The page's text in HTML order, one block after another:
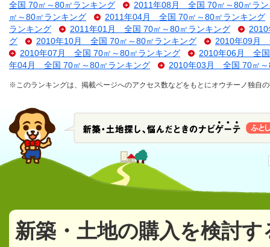
全国 70㎡～80㎡ランキング
2011年08月 全国 70㎡～80㎡ラン
㎡～80㎡ランキング
2011年04月 全国 70㎡～80㎡ランキング
ランキング
2011年01月 全国 70㎡～80㎡ランキング
グ
2010年10月 全国 70㎡～80㎡ランキング
2010年09月
2010年07月 全国 70㎡～80㎡ランキング
2010年06月 全国
年04月 全国 70㎡～80㎡ランキング
2010年03月 全国 70㎡～
※このランキングは、掲載ページへのアクセス数などをもとにオウチーノ独自
新築・土地の購入を検討